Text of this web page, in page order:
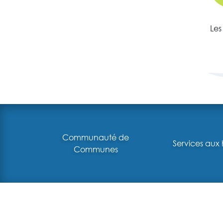
Communauté de
Communes
Services